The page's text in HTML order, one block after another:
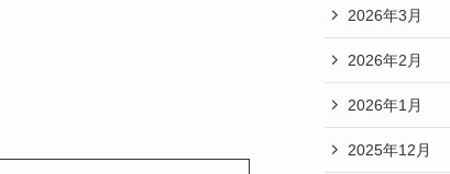
2026年3月
2026年2月
2026年1月
2025年12月